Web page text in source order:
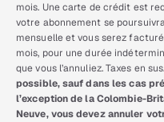
mois. Une carte de crédit est
votre abonnement se
mensuelle et vous serez
mois, pour une durée
que vous l’annuliez. Taxes en sus.
possible, sauf dans les cas
l’exception de la Colombie-
Neuve, vous devez annuler